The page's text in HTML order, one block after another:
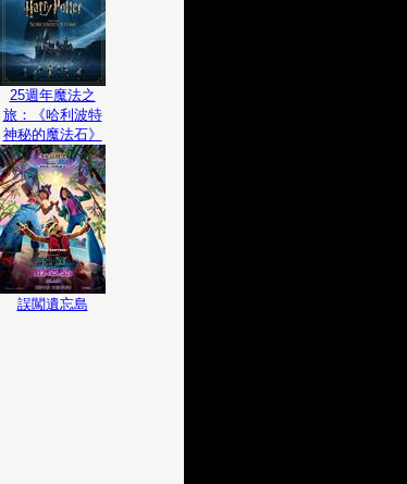
25週年魔法之
旅：《哈利波特
神秘的魔法石》
誤闖遺忘島